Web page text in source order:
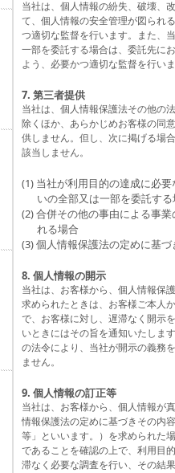
当社は、個人情報の紛失、破壊、
て、個人情報の安全管理が図られ
つ適切な監督を行います。また、
一部を委託する場合は、委託先に
よう、必要かつ適切な監督を行いま
7. 第三者提供
当社は、個人情報保護法その他の
除くほか、あらかじめお客様の同
供しません。但し、次に掲げる場
該当しません。
(1) 当社が利用目的の達成に必
いの全部又は一部を委託する
(2) 合併その他の事由による事
れる場合
(3) 個人情報保護法の定めに基
8. 個人情報の開示
当社は、お客様から、個人情報保
求められたときは、お客様ご本人
で、お客様に対し、遅滞なく開示
いときにはその旨を通知いたしま
の法令により、当社が開示の義務
ません。
9. 個人情報の訂正等
当社は、お客様から、個人情報が
情報保護法の定めに基づきその内
等」といいます。）を求められた
であることを確認の上で、利用目
滞なく必要な調査を行い、その結